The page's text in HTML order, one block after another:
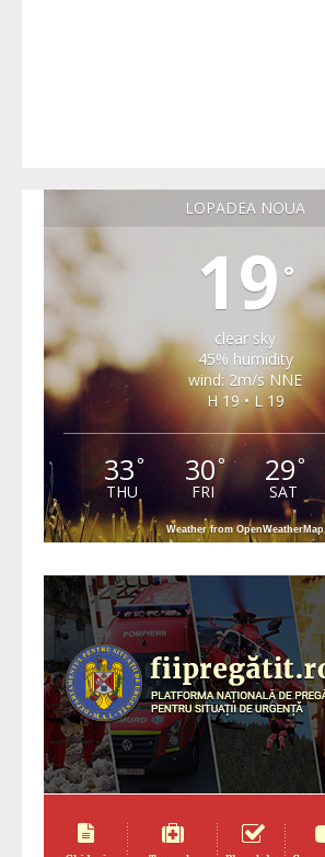
LOPADEA NOUA
19°
clear sky
45% humidity
wind: 2m/s NNE
H 19 • L 19
33°
THU
30°
FRI
29°
SAT
Weather from OpenWeatherMap